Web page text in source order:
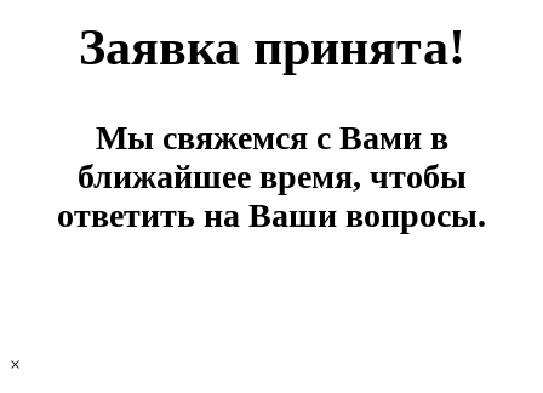
Заявка принята!
Мы свяжемся с Вами в
ближайшее время, чтобы
ответить на Ваши вопросы.
×